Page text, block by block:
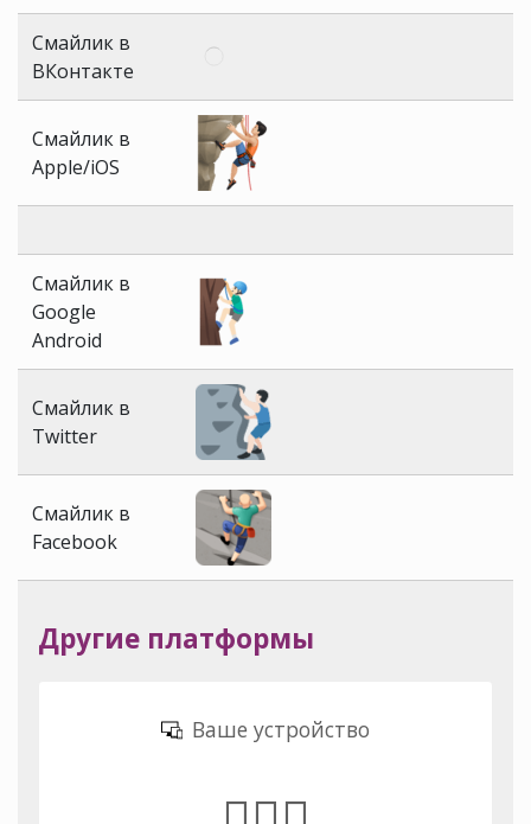
Смайлик в
ВКонтакте
Смайлик в
Apple/iOS
Смайлик в
Google
Android
Смайлик в
Twitter
Смайлик в
Facebook
Другие платформы
Ваше устройство